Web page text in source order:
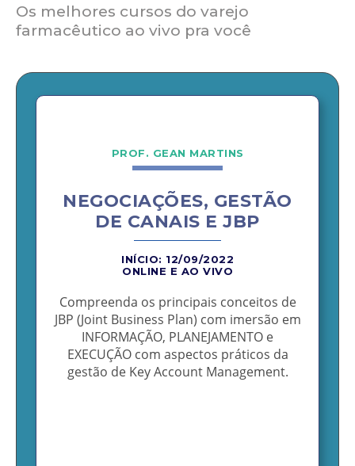
Os melhores cursos do varejo
farmacêutico ao vivo pra você
PROF. GEAN MARTINS
NEGOCIAÇÕES, GESTÃO
DE CANAIS E JBP
INÍCIO: 12/09/2022
ONLINE E AO VIVO
Compreenda os principais conceitos de
JBP (Joint Business Plan) com imersão em
INFORMAÇÃO, PLANEJAMENTO e
EXECUÇÃO com aspectos práticos da
gestão de Key Account Management.